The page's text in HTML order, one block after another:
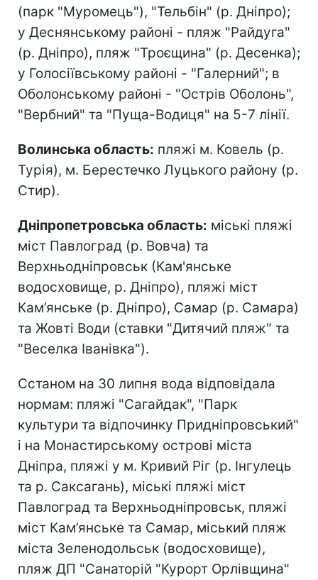
(парк "Муромець"), "Тельбін" (р. Дніпро);
у Деснянському районі - пляж "Райдуга"
(р. Дніпро), пляж "Троєщина" (р. Десенка);
у Голосіївському районі - "Галерний"; в
Оболонському районі - "Острів Оболонь",
"Вербний" та "Пуща-Водиця" на 5-7 лінії.
Волинська область: пляжі м. Ковель (р.
Турія), м. Берестечко Луцького району (р.
Стир).
Дніпропетровська область: міські пляжі
міст Павлоград (р. Вовча) та
Верхньодніпровськ (Кам'янське
водосховище, р. Дніпро), пляжі міст
Кам’янське (р. Дніпро), Самар (р. Самара)
та Жовті Води (ставки "Дитячий пляж" та
"Веселка Іванівка").
Сстаном на 30 липня вода відповідала
нормам: пляжі "Сагайдак", "Парк
культури та відпочинку Придніпровський"
і на Монастирському острові міста
Дніпра, пляжі у м. Кривий Ріг (р. Інгулець
та р. Саксагань), міські пляжі міст
Павлоград та Верхньодніпровськ, пляжі
міст Кам’янське та Самар, міський пляж
міста Зеленодольськ (водосховище),
пляж ДП "Санаторій "Курорт Орлівщина"